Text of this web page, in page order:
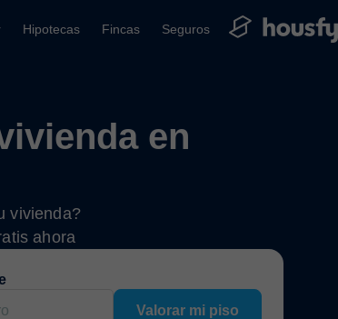
Hipotecas Fincas Seguros
en
vivienda?
ahora
Valorar mi piso